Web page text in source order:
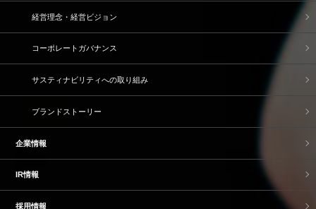
経営理念・経営ビジョン
コーポレートガバナンス
サスティナビリティへの取り組み
ブランドストーリー
企業情報
IR情報
採用情報